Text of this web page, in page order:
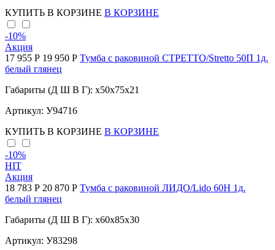
КУПИТЬ В КОРЗИНЕ В КОРЗИНЕ
-10%
Акция
17 955 Р 19 950 Р Тумба с раковиной СТРЕТТО/Stretto 50П 1д.
белый глянец
Габариты (Д Ш В Г): x50x75x21
Артикул: У94716
КУПИТЬ В КОРЗИНЕ В КОРЗИНЕ
-10%
HIT
Акция
18 783 Р 20 870 Р Тумба с раковиной ЛИДО/Lido 60Н 1д.
белый глянец
Габариты (Д Ш В Г): x60x85x30
Артикул: У83298